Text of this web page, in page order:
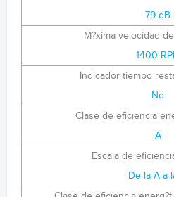
79 dB
M?xima velocidad
1400
Indicador tiempo
No
Clase de eficiencia
A
Escala de
De la A a